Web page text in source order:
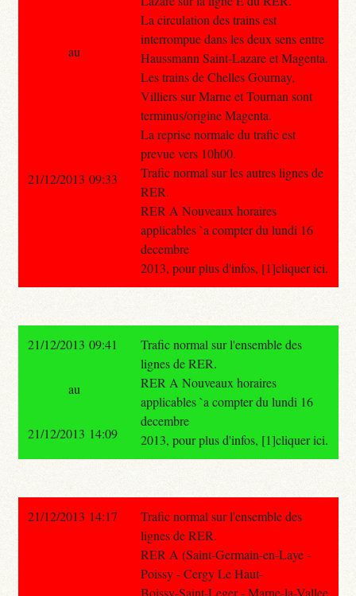
La circulation des trains est
interrompue dans les deux sens entre
Haussmann Saint-Lazare et Magenta.
Les trains de Chelles Gournay,
Villiers sur Marne et Tournan sont
terminus/origine Magenta.
La reprise normale du trafic est
prevue vers 10h00.
Trafic normal sur les autres lignes de
RER.
RER A Nouveaux horaires
applicables `a compter du lundi 16
decembre
2013, pour plus d'infos, [1]cliquer ici.
au
21/12/2013 09:33
21/12/2013 09:41
Trafic normal sur l'ensemble des
lignes de RER.
RER A Nouveaux horaires
applicables `a compter du lundi 16
decembre
2013, pour plus d'infos, [1]cliquer ici.
au
21/12/2013 14:09
21/12/2013 14:17
Trafic normal sur l'ensemble des
lignes de RER.
RER A (Saint-Germain-en-Laye -
Poissy - Cergy Le Haut-
Boissy-Saint-Leger - Marne-la-Vallee